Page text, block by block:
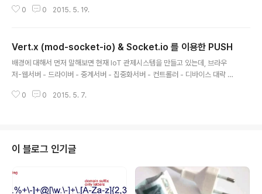
vealed to users but is used in Vert.x. When Vert.x is started, Haze
ver framework, w..
0 0 2015. 5. 19.
Vert.x (mod-socket-io) & Socket.io 를 이용한 PUSH
배경에 대해서 먼저 말해보면 현재 IoT 관제시스템을 만들고 있는데, 브라우
저-웹서버 - 드라이버 - 중계서버 - 집중화서버 - 컨트롤러 - 디바이스 대략 이
디드한다. 프런트엔드는 AngularJS 기반의 자바스크립트 프로그램이다. 이 시
타를 브라우저에 적용할때, Vert.x 와 Socket.io 를 사용한다. Node 이 Web
Socket 을 쉽게 사용할수있도록 Socket.io 가 있는것처럼 Vert.x..
0 0 2015. 5. 7.
이 블로그 인기글